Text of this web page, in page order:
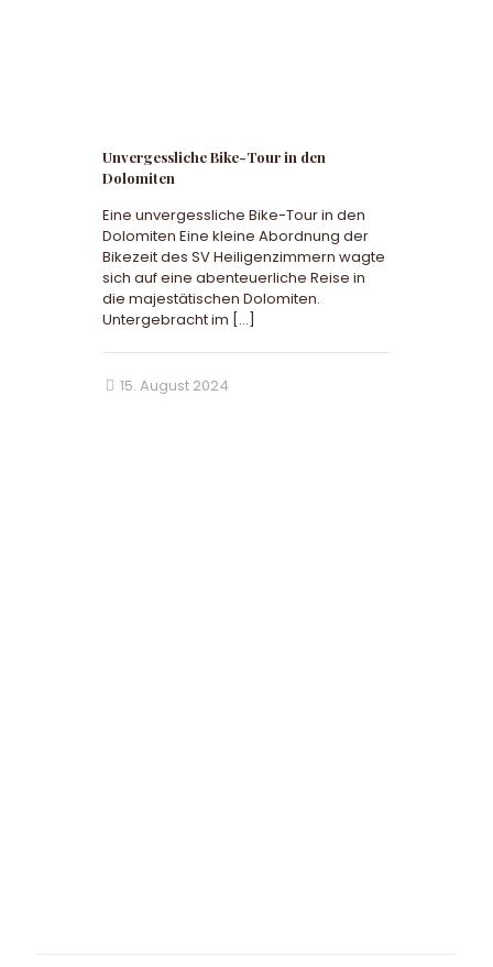
Unvergessliche Bike-Tour in den
Dolomiten
Eine unvergessliche Bike-Tour in den
Dolomiten Eine kleine Abordnung der
Bikezeit des SV Heiligenzimmern wagte
sich auf eine abenteuerliche Reise in
die majestätischen Dolomiten.
Untergebracht im […]
15. August 2024